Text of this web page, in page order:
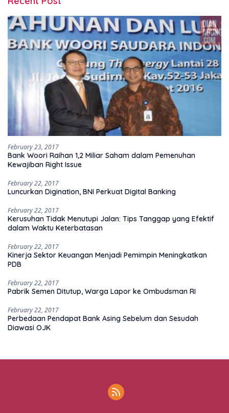
February 23, 2017
Bank Woori Raihan 1,2 Miliar Saham dalam Pemenuhan
Kewajiban Right Issue
February 22, 2017
Luncurkan Digination, BNI Perkuat Digital Banking
February 22, 2017
Kerusuhan Tidak Menutupi Jalan: Tips Tanggap yang Efektif
dalam Waktu Keterbatasan
February 22, 2017
Kinerja Sektor Keuangan Menjadi Pemimpin Meningkatkan
PDB
February 22, 2017
Pabrik Semen Ditutup, Warga Lapor ke Ombudsman RI
February 22, 2017
Perbedaan Pendapat Bank Asing Sebelum dan Sesudah
Diawasi OJK